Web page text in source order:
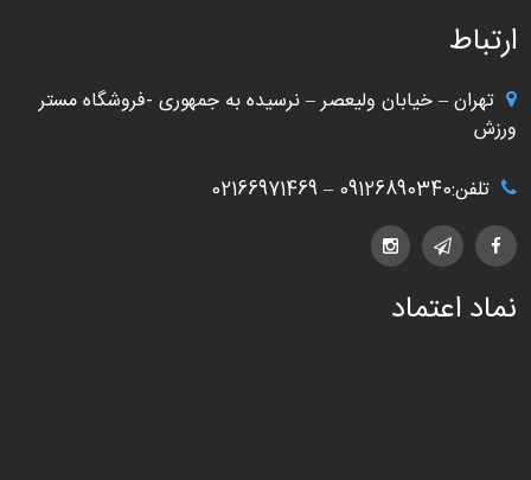
ارتباط
تهران – خیابان ولیعصر – نرسیده به جمهوری -فروشگاه مستر
ورزش
تلفن:09126890340 – 02166971469
نماد اعتماد